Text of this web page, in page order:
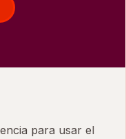
para usar el